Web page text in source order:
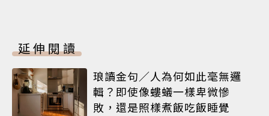
延伸閱讀
琅讀金句／人為何如此毫無邏
輯？即使像螻蟻一樣卑微慘
敗，還是照樣煮飯吃飯睡覺